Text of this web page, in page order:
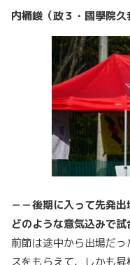
内桶峻（政３・國學院久
－－後期に入って先発
どのような意気込みで
前節は途中から出場だ